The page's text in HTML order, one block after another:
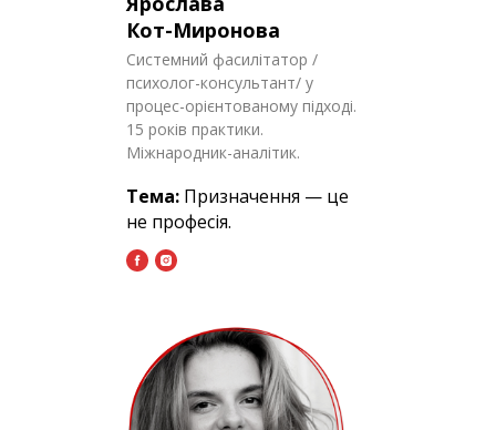
Кот-Миронова
Системний фасилітатор /
психолог-консультант/ у
процес-орієнтованому підході.
15 років практики.
Міжнародник-аналітик.
Тема: Призначення — це
не професія.